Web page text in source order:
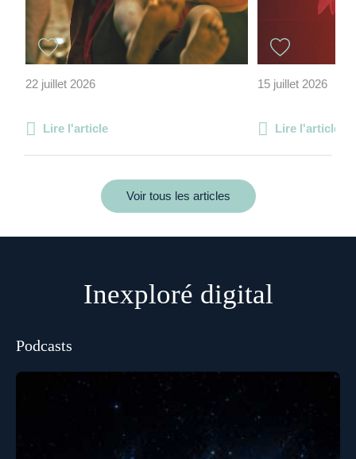
22 juillet 2026
Lire l'article
15 juillet 2026
Lire l'article
Voir tous les articles
Inexploré digital
Podcasts